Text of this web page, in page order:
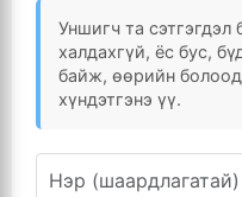
Уншигч та
халдахгүй, ёс бус,
байж, өөрийн
хүндэтгэнэ үү.